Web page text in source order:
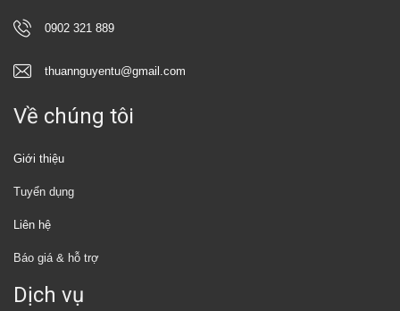
0902 321 889
thuannguyentu@gmail.com
Về chúng tôi
Giới thiệu
Tuyển dụng
Liên hệ
Báo giá & hỗ trợ
Dịch vụ